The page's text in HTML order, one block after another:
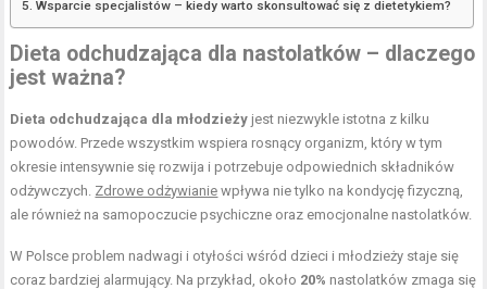
Wsparcie specjalistów – kiedy warto skonsultować się z dietetykiem?
Dieta odchudzająca dla nastolatków – dlaczego
jest ważna?
Dieta odchudzająca dla młodzieży jest niezwykle istotna z kilku
powodów. Przede wszystkim wspiera rosnący organizm, który w tym
okresie intensywnie się rozwija i potrzebuje odpowiednich składników
odżywczych. Zdrowe odżywianie wpływa nie tylko na kondycję fizyczną,
ale również na samopoczucie psychiczne oraz emocjonalne nastolatków.
W Polsce problem nadwagi i otyłości wśród dzieci i młodzieży staje się
coraz bardziej alarmujący. Na przykład, około 20% nastolatków zmaga się